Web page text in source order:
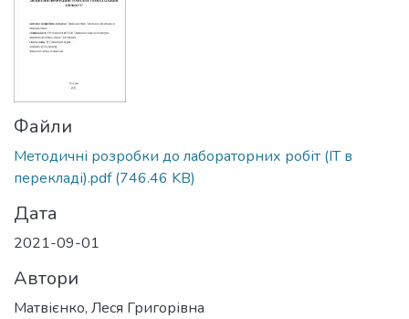
Файли
Методичні розробки до лабораторних робіт (ІТ в
перекладі).pdf(746.46 KB)
Дата
2021-09-01
Автори
Матвієнко, Леся Григорівна